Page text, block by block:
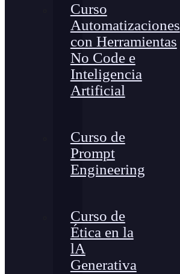
Curso
Automatizaciones
con Herramientas
No Code e
Inteligencia
Artificial
Curso de
Prompt
Engineering
Curso de
Ética en la
lA
Generativa